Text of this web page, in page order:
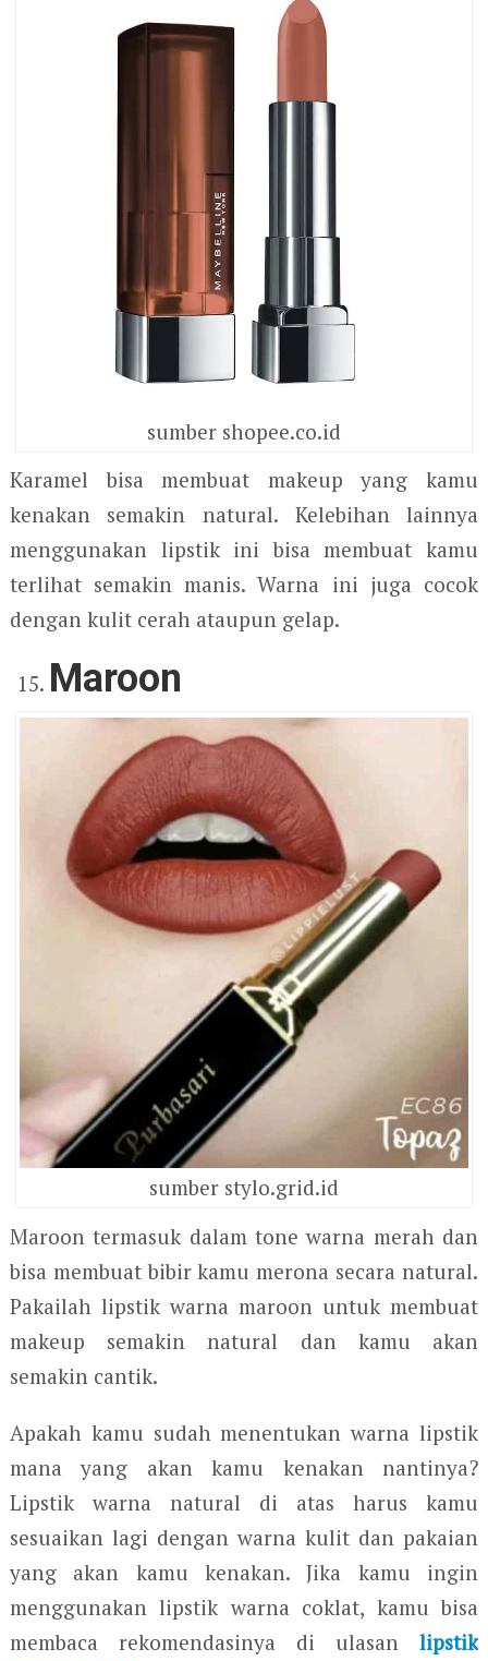
sumber shopee.co.id
Karamel bisa membuat makeup yang kamu
kenakan semakin natural. Kelebihan lainnya
menggunakan lipstik ini bisa membuat kamu
terlihat semakin manis. Warna ini juga cocok
dengan kulit cerah ataupun gelap.
Maroon
sumber stylo.grid.id
Maroon termasuk dalam tone warna merah dan
bisa membuat bibir kamu merona secara natural.
Pakailah lipstik warna maroon untuk membuat
makeup semakin natural dan kamu akan
semakin cantik.
Apakah kamu sudah menentukan warna lipstik
mana yang akan kamu kenakan nantinya?
Lipstik warna natural di atas harus kamu
sesuaikan lagi dengan warna kulit dan pakaian
yang akan kamu kenakan. Jika kamu ingin
menggunakan lipstik warna coklat, kamu bisa
membaca rekomendasinya di ulasanlipstik